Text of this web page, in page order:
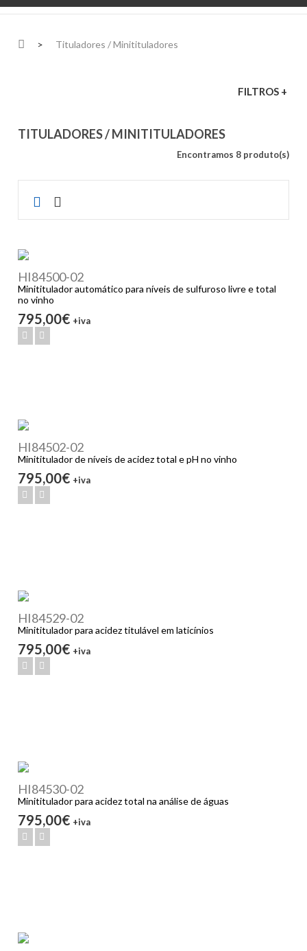
> Tituladores / Minitituladores
FILTROS +
TITULADORES / MINITITULADORES
Encontramos 8 produto(s)
HI84500-02
Minititulador automático para níveis de sulfuroso livre e total
no vinho
795,00€ +iva
HI84502-02
Minititulador de níveis de acidez total e pH no vinho
795,00€ +iva
HI84529-02
Minititulador para acidez titulável em laticínios
795,00€ +iva
HI84530-02
Minititulador para acidez total na análise de águas
795,00€ +iva